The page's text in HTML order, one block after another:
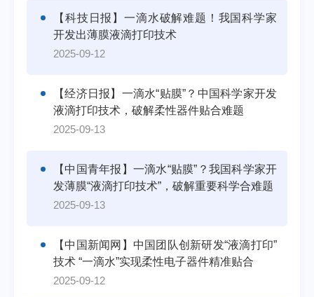
【科技日报】一滴水破解难题！我国科学家
开发出薄膜液滴打印技术
2025-09-12
【经济日报】一滴水“贴膜”？中国科学家开发
液滴打印技术，破解柔性器件贴合难题
2025-09-13
【中国青年报】一滴水“贴膜”？我国科学家开
发薄膜“液滴打印技术”，破解重要科学合难题
2025-09-13
【中国新闻网】中国团队创新研发“液滴打印”
技术 “一滴水”实现柔性电子器件精准贴合
2025-09-12